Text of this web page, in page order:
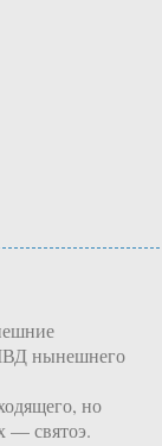
нынешнего
но
— святоэ.